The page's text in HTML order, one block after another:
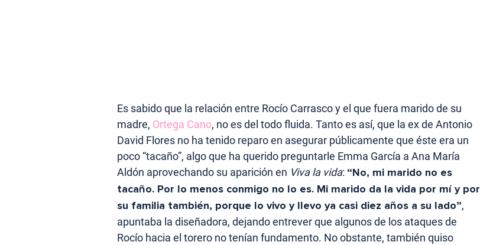
Es sabido que la relación entre Rocío Carrasco y el que fuera marido de su
madre, Ortega Cano, no es del todo fluida. Tanto es así, que la ex de Antonio
David Flores no ha tenido reparo en asegurar públicamente que éste era un
poco “tacaño”, algo que ha querido preguntarle Emma García a Ana María
Aldón aprovechando su aparición en Viva la vida: “No, mi marido no es
tacaño. Por lo menos conmigo no lo es. Mi marido da la vida por mí y por
su familia también, porque lo vivo y llevo ya casi diez años a su lado”,
apuntaba la diseñadora, dejando entrever que algunos de los ataques de
Rocío hacia el torero no tenían fundamento. No obstante, también quiso